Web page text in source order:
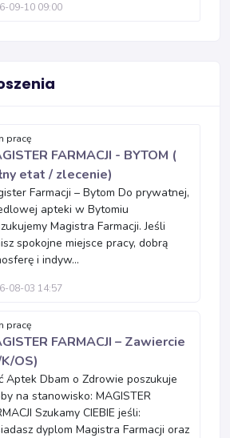
09-10 09:00
pracę
FARMACJI - BYTOM (
etat / zlecenie)
Farmacji – Bytom Do prywatnej,
apteki w Bytomiu
Magistra Farmacji. Jeśli
spokojne miejsce pracy, dobrą
i indyw...
08-03 14:57
pracę
FARMACJI – Zawiercie
OS)
Aptek Dbam o Zdrowie poszukuje
na stanowisko: MAGISTER
Szukamy CIEBIE jeśli:
dyplom Magistra Farmacji oraz